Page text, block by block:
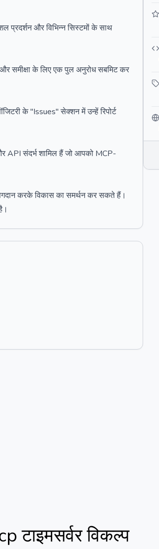
प्रदर्शन और विभिन्न सिस्टमों के साथ
समीक्षा के लिए एक पुल अनुरोध सबमिट कर
के "Issues" सेक्शन में उन्हें रिपोर्ट
API संदर्भ शामिल हैं जो आपको MCP-
करके विकास का समर्थन कर सकते हैं।
टाइमसर्वरविकल्प